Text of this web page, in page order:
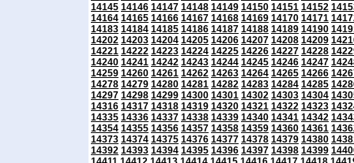
14145 14146 14147 14148 14149 14150 14151 14152
14164 14165 14166 14167 14168 14169 14170 14171
14183 14184 14185 14186 14187 14188 14189 14190
14202 14203 14204 14205 14206 14207 14208 14209
14221 14222 14223 14224 14225 14226 14227 14228
14240 14241 14242 14243 14244 14245 14246 14247
14259 14260 14261 14262 14263 14264 14265 14266
14278 14279 14280 14281 14282 14283 14284 14285
14297 14298 14299 14300 14301 14302 14303 14304
14316 14317 14318 14319 14320 14321 14322 14323
14335 14336 14337 14338 14339 14340 14341 14342
14354 14355 14356 14357 14358 14359 14360 14361
14373 14374 14375 14376 14377 14378 14379 14380
14392 14393 14394 14395 14396 14397 14398 14399